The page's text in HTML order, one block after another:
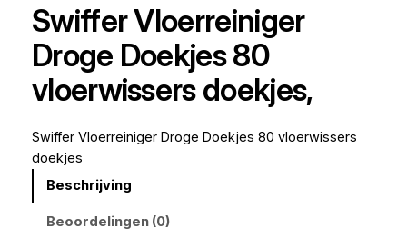
Swiffer Vloerreiniger
Droge Doekjes 80
vloerwissers doekjes,
Swiffer Vloerreiniger Droge Doekjes 80 vloerwissers
doekjes
Beschrijving
Beoordelingen (0)